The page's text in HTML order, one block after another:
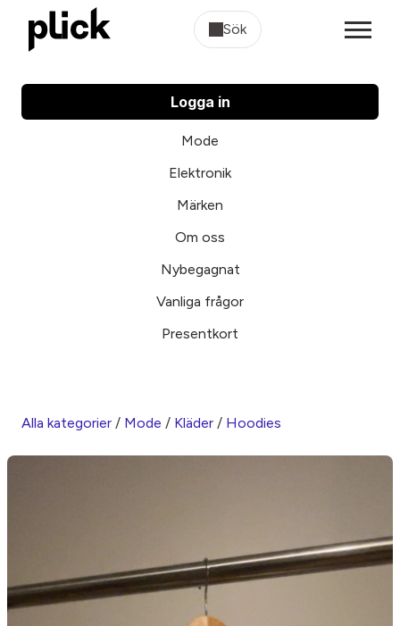
Sök
Logga in
Mode
Elektronik
Märken
Om oss
Nybegagnat
Vanliga frågor
Presentkort
Alla kategorier / Mode / Kläder / Hoodies